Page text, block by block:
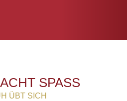
SPASS
ÜBT SICH